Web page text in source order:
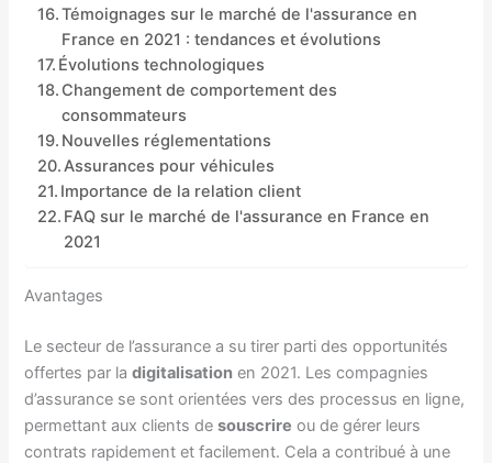
Témoignages sur le marché de l'assurance en
France en 2021 : tendances et évolutions
Évolutions technologiques
Changement de comportement des
consommateurs
Nouvelles réglementations
Assurances pour véhicules
Importance de la relation client
FAQ sur le marché de l'assurance en France en
2021
Avantages
Le secteur de l’assurance a su tirer parti des opportunités
offertes par ladigitalisation en 2021. Les compagnies
d’assurance se sont orientées vers des processus en ligne,
permettant aux clients desouscrire ou de gérer leurs
contrats rapidement et facilement. Cela a contribué à une